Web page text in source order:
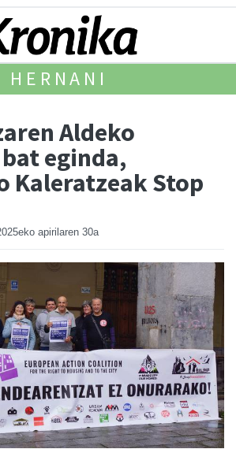
HERNANI
Aldeko
eginda,
Kaleratzeak Stop
apirilaren 30a